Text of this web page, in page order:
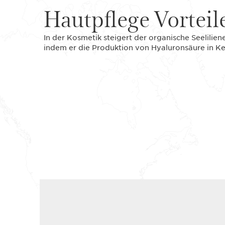
Hautpflege
In der Kosmetik steigert der organische
indem er die Produktion von Hyaluronsäure in